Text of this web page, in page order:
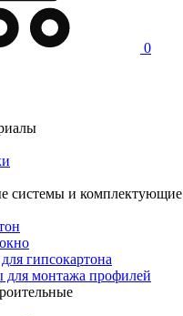
0
системы и комплектующие
гипсокартона
для монтажа профилей